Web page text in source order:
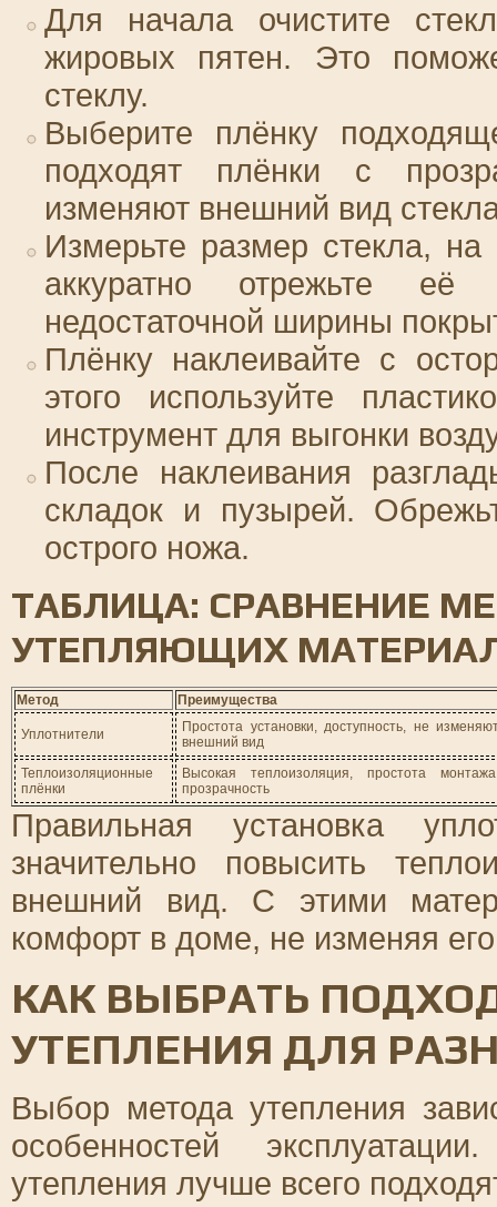
Для начала очистите
жировых пятен. Это
стеклу.
Выберите плёнку
подходят плёнки с
изменяют внешний вид
Измерьте размер стекла, на
аккуратно отрежьте
недостаточной ширины
Плёнку наклеивайте с
этого используйте
инструмент для выгонки
После наклеивания
складок и пузырей.
острого ножа.
ТАБЛИЦА: СРАВНЕНИЕ
УТЕПЛЯЮЩИХ
Метод Преимущества
Уплотнители
Простота установки, доступность, не
внешний вид
Теплоизоляционные
плёнки
Высокая теплоизоляция, простота
прозрачность
Правильная установка
значительно повысить
внешний вид. С этими
комфорт в доме, не изменяя
КАК ВЫБРАТЬ
УТЕПЛЕНИЯ ДЛЯ
Выбор метода утепления
особенностей
утепления лучше всего